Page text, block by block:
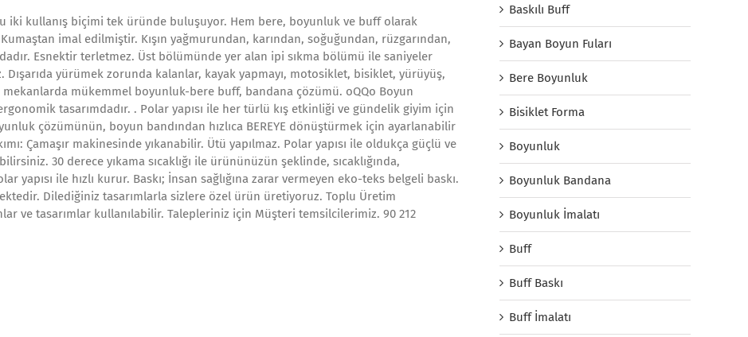
iki kullanış biçimi tek üründe buluşuyor. Hem bere, boyunluk ve buff olarak
imal edilmiştir. Kışın yağmurundan, karından, soğuğundan, rüzgarından,
Esnektir terletmez. Üst bölümünde yer alan ipi sıkma bölümü ile saniyeler
yürümek zorunda kalanlar, kayak yapmayı, motosiklet, bisiklet, yürüyüş,
mükemmel boyunluk-bere buff, bandana çözümü. oQQo Boyun
tasarımdadır. . Polar yapısı ile her türlü kış etkinliği ve gündelik giyim için
çözümünün, boyun bandından hızlıca BEREYE dönüştürmek için ayarlanabilir
Çamaşır makinesinde yıkanabilir. Ütü yapılmaz. Polar yapısı ile oldukça güçlü ve
30 derece yıkama sıcaklığı ile ürününüzün şeklinde, sıcaklığında,
ile hızlı kurur. Baskı; İnsan sağlığına zarar vermeyen eko-teks belgeli baskı.
Dilediğiniz tasarımlarla sizlere özel ürün üretiyoruz. Toplu Üretim
ve tasarımlar kullanılabilir. Talepleriniz için Müşteri temsilcilerimiz. 90 212
Baskılı Buff
Bayan Boyun Fuları
Bere Boyunluk
Bisiklet Forma
Boyunluk
Boyunluk Bandana
Boyunluk İmalatı
Buff
Buff Baskı
Buff İmalatı